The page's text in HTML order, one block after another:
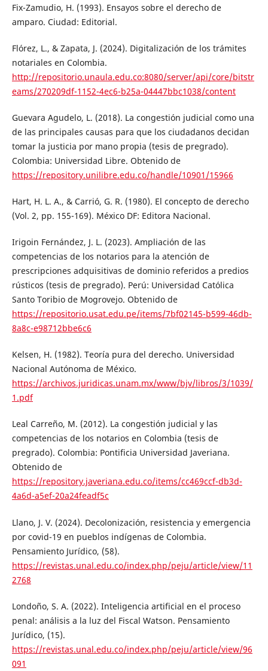
Fix-Zamudio, H. (1993). Ensayos sobre el derecho de
amparo. Ciudad: Editorial.
Flórez, L., & Zapata, J. (2024). Digitalización de los trámites
notariales en Colombia.
http://repositorio.unaula.edu.co:8080/server/api/core/bitstr
eams/270209df-1152-4ec6-b25a-04447bbc1038/content
Guevara Agudelo, L. (2018). La congestión judicial como una
de las principales causas para que los ciudadanos decidan
tomar la justicia por mano propia (tesis de pregrado).
Colombia: Universidad Libre. Obtenido de
https://repository.unilibre.edu.co/handle/10901/15966
Hart, H. L. A., & Carrió, G. R. (1980). El concepto de derecho
(Vol. 2, pp. 155-169). México DF: Editora Nacional.
Irigoin Fernández, J. L. (2023). Ampliación de las
competencias de los notarios para la atención de
prescripciones adquisitivas de dominio referidos a predios
rústicos (tesis de pregrado). Perú: Universidad Católica
Santo Toribio de Mogrovejo. Obtenido de
https://repositorio.usat.edu.pe/items/7bf02145-b599-46db-
8a8c-e98712bbe6c6
Kelsen, H. (1982). Teoría pura del derecho. Universidad
Nacional Autónoma de México.
https://archivos.juridicas.unam.mx/www/bjv/libros/3/1039/
1.pdf
Leal Carreño, M. (2012). La congestión judicial y las
competencias de los notarios en Colombia (tesis de
pregrado). Colombia: Pontificia Universidad Javeriana.
Obtenido de
https://repository.javeriana.edu.co/items/cc469ccf-db3d-
4a6d-a5ef-20a24feadf5c
Llano, J. V. (2024). Decolonización, resistencia y emergencia
por covid-19 en pueblos indígenas de Colombia.
Pensamiento Jurídico, (58).
https://revistas.unal.edu.co/index.php/peju/article/view/11
2768
Londoño, S. A. (2022). Inteligencia artificial en el proceso
penal: análisis a la luz del Fiscal Watson. Pensamiento
Jurídico, (15).
https://revistas.unal.edu.co/index.php/peju/article/view/96
091